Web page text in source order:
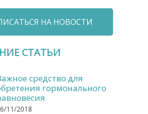
НА НОВОСТИ
СТАТЬИ
средство для
гормонального
11/2018